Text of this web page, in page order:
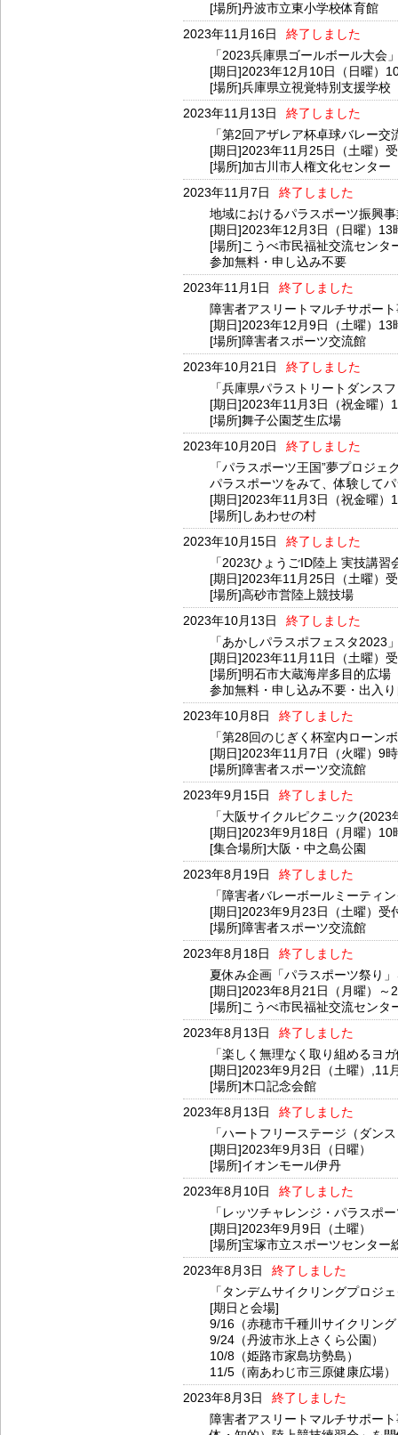
[場所]丹波市立東小学校体育館
2023年11月16日
終了しました
「2023兵庫県ゴールボール大会
[期日]2023年12月10日（日曜）
[場所]兵庫県立視覚特別支援学校
2023年11月13日
終了しました
「第2回アザレア杯卓球バレー
[期日]2023年11月25日（土曜）
[場所]加古川市人権文化センター
2023年11月7日
終了しました
地域におけるパラスポーツ振興
[期日]2023年12月3日（日曜）13
[場所]こうべ市民福祉交流センタ
参加無料・申し込み不要
2023年11月1日
終了しました
障害者アスリートマルチサポー
[期日]2023年12月9日（土曜）13
[場所]障害者スポーツ交流館
2023年10月21日
終了しました
「兵庫県パラストリートダンス
[期日]2023年11月3日（祝金曜）
[場所]舞子公園芝生広場
2023年10月20日
終了しました
「パラスポーツ王国”夢プロジェ
パラスポーツをみて、体験して
[期日]2023年11月3日（祝金曜
[場所]しあわせの村
2023年10月15日
終了しました
「2023ひょうごID陸上 実技講
[期日]2023年11月25日（土曜）
[場所]高砂市営陸上競技場
2023年10月13日
終了しました
「あかしパラスポフェスタ2023
[期日]2023年11月11日（土曜）
[場所]明石市大蔵海岸多目的広場
参加無料・申し込み不要・出入
2023年10月8日
終了しました
「第28回のじぎく杯室内ローン
[期日]2023年11月7日（火曜）9
[場所]障害者スポーツ交流館
2023年9月15日
終了しました
「大阪サイクルピクニック
[期日]2023年9月18日（月曜）10
[集合場所]大阪・中之島公園
2023年8月19日
終了しました
「障害者バレーボールミーティ
[期日]2023年9月23日（土曜）受
[場所]障害者スポーツ交流館
2023年8月18日
終了しました
夏休み企画「パラスポーツ祭り
[期日]2023年8月21日（月曜）～
[場所]こうべ市民福祉交流セン
2023年8月13日
終了しました
「楽しく無理なく取り組めるヨ
[期日]2023年9月2日（土曜）,11
[場所]木口記念会館
2023年8月13日
終了しました
「ハートフリーステージ（ダン
[期日]2023年9月3日（日曜）
[場所]イオンモール伊丹
2023年8月10日
終了しました
「レッツチャレンジ・パラスポ
[期日]2023年9月9日（土曜）
[場所]宝塚市立スポーツセンター
2023年8月3日
終了しました
「タンデムサイクリングプロジ
[期日と会場]
9/16（赤穂市千種川サイクリン
9/24（丹波市氷上さくら公園）
10/8（姫路市家島坊勢島）
11/5（南あわじ市三原健康広場）
2023年8月3日
終了しました
障害者アスリートマルチサポー